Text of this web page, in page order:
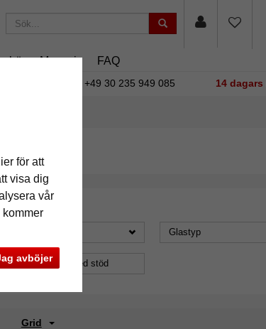
för att
visa dig
vår
kommer
avböjer
Magasin FAQ
+49 30 235 949 085 14 dagars
Glastyp
Baksida med stöd
Grid